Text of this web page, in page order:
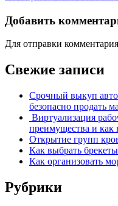
Добавить
Для отправки
Свежие записи
Срочный выкуп
безопасно продать
Виртуализация
преимущества и как
Открытие групп
Как выбрать брекеты
Как организовать
Рубрики